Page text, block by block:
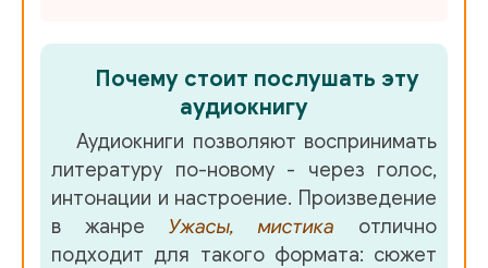
Почему стоит послушать эту
аудиокнигу
Аудиокниги позволяют воспринимать
литературу по-новому - через голос,
интонации и настроение. Произведение
в жанре Ужасы, мистика отлично
подходит для такого формата: сюжет